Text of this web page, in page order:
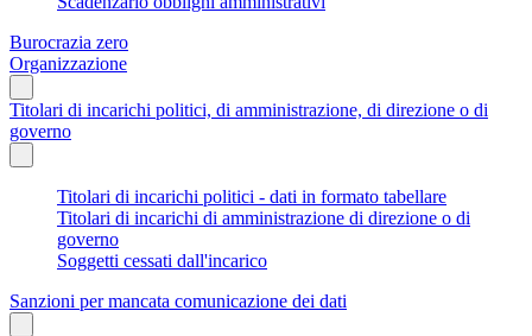
Burocrazia zero
Organizzazione
Titolari di incarichi politici, di amministrazione, di direzione o di
governo
Titolari di incarichi politici - dati in formato tabellare
Titolari di incarichi di amministrazione di direzione o di
governo
Soggetti cessati dall'incarico
Sanzioni per mancata comunicazione dei dati